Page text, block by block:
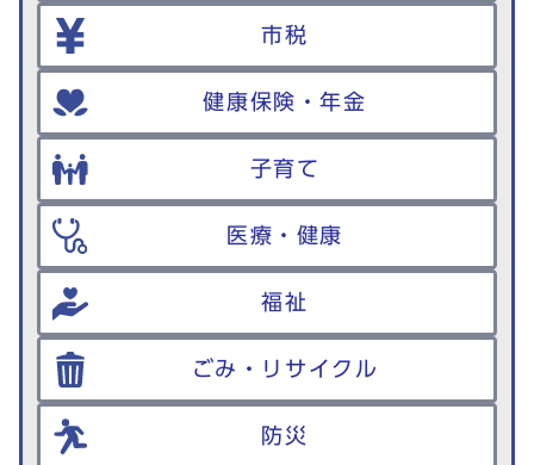
市税
健康保険・年金
子育て
医療・健康
福祉
ごみ・リサイクル
防災